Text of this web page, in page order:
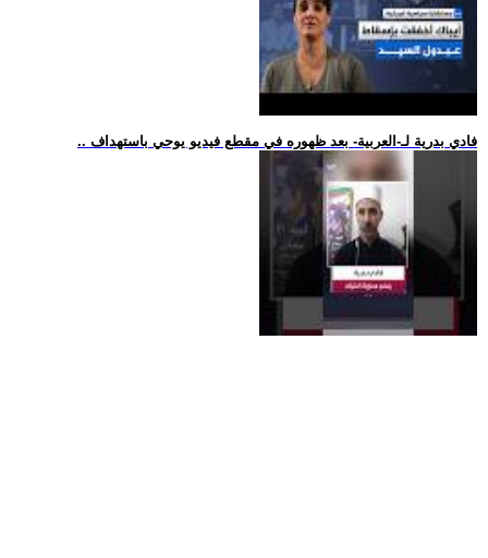
.. فادي بدرية لـ-العربية- بعد ظهوره في مقطع فيديو يوحي باستهداف